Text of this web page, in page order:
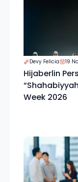
Devy Felicia 19
Hijaberlin
Week 2026